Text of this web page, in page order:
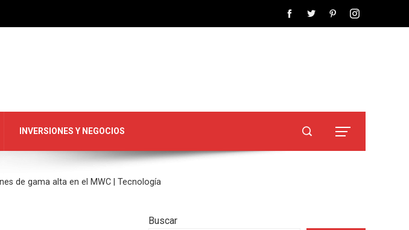
INVERSIONES Y NEGOCIOS
de gama alta en el MWC | Tecnología
Buscar